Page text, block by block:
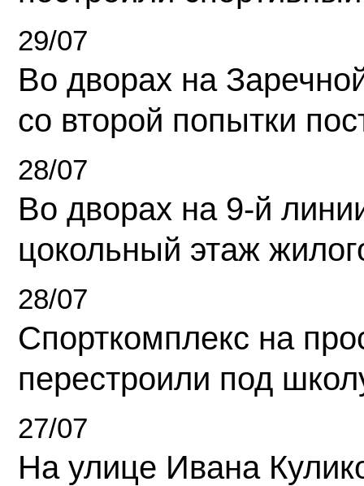
29/07
Во дворах на
со второй попытки
28/07
Во дворах на 9-й
цокольный этаж
28/07
Спорткомплекс на
перестроили под
27/07
На улице Ивана